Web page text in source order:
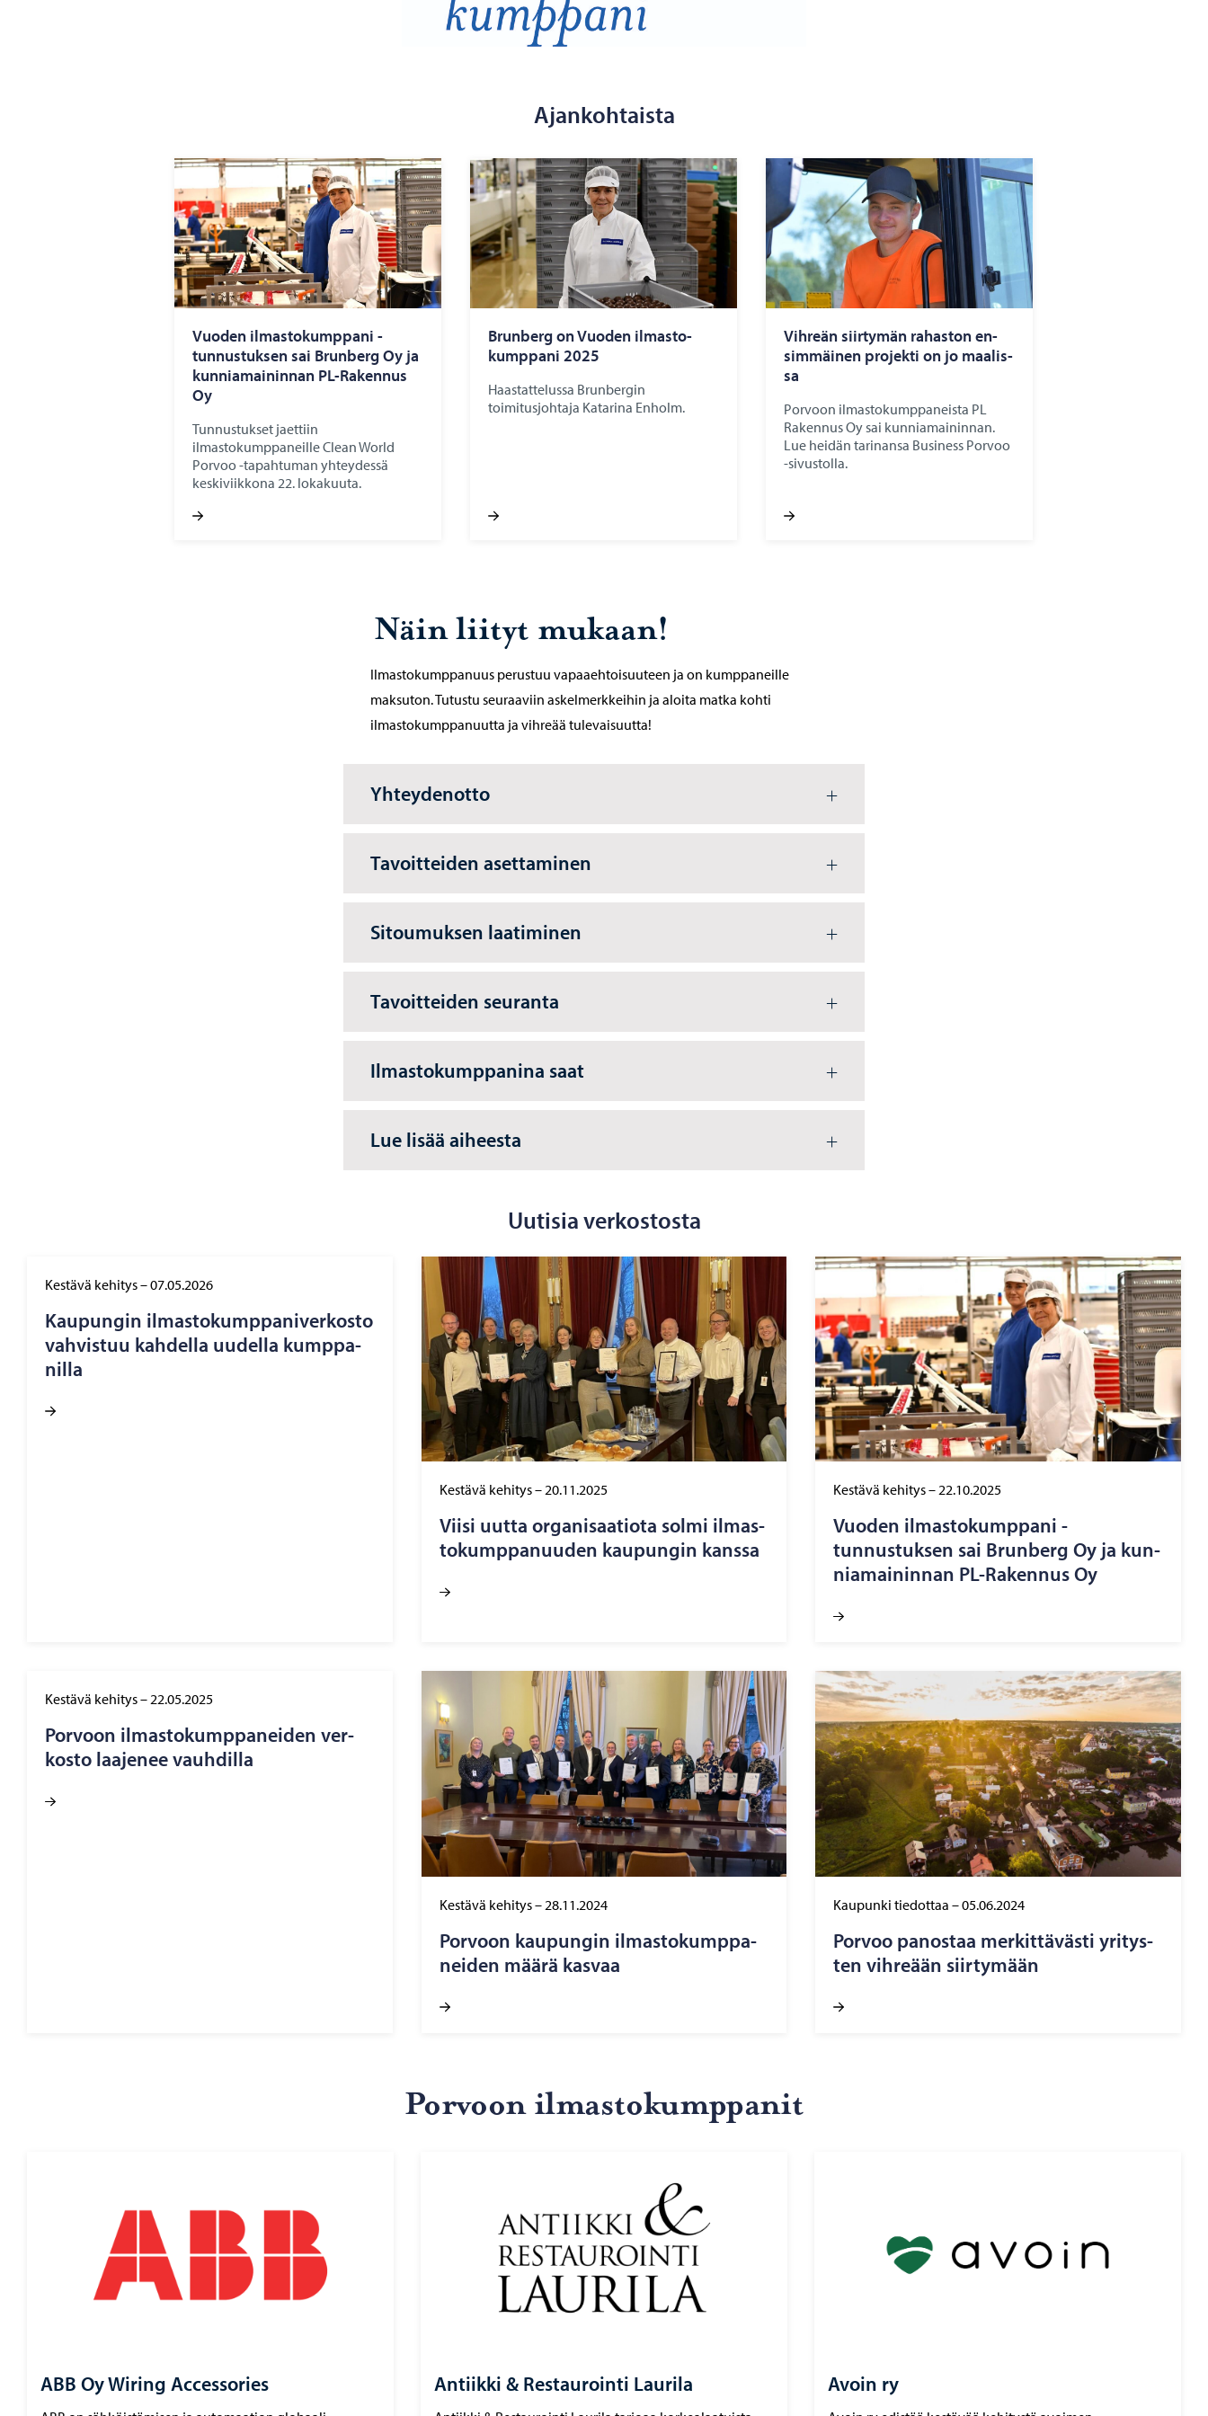
Ajankohtaista
Vuo­den il­mas­to­kump­pa­ni -​
tunnustuksen sai Brun­berg Oy ja
kun­nia­mai­nin­nan PL-​Rakennus
Oy
Tunnustukset jaettiin
ilmastokumppaneille Clean World
Porvoo -tapahtuman yhteydessä
keskiviikkona 22. lokakuuta.
Brun­berg on Vuo­den il­mas­to­
kump­pa­ni 2025
Haastattelussa Brunbergin
toimitusjohtaja Katarina Enholm.
Vih­reän siir­ty­män ra­has­ton en­
sim­mäi­nen pro­jek­ti on jo maa­lis­
sa
Porvoon ilmastokumppaneista PL
Rakennus Oy sai kunniamaininnan.
Lue heidän tarinansa Business Porvoo
-sivustolla.
Näin liityt mukaan!
Ilmastokumppanuus perustuu vapaaehtoisuuteen ja on kumppaneille
maksuton. Tutustu seuraaviin askelmerkkeihin ja aloita matka kohti
ilmastokumppanuutta ja vihreää tulevaisuutta!
Yhteydenotto
Tavoitteiden asettaminen
Sitoumuksen laatiminen
Tavoitteiden seuranta
Ilmastokumppanina saat
Lue lisää aiheesta
Uutisia verkostosta
Kestävä kehitys–07.05.2026
Kau­pun­gin il­mas­to­kump­pa­ni­ver­kos­to
vah­vis­tuu kah­del­la uu­del­la kump­pa­
nil­la
Kestävä kehitys–20.11.2025
Viisi uutta or­ga­ni­saa­tio­ta solmi il­mas­
to­kump­pa­nuu­den kau­pun­gin kans­sa
Kestävä kehitys–22.10.2025
Vuo­den il­mas­to­kump­pa­ni -​
tunnustuksen sai Brun­berg Oy ja kun­
nia­mai­nin­nan PL-​Rakennus Oy
Kestävä kehitys–22.05.2025
Por­voon il­mas­to­kump­pa­nei­den ver­
kos­to laa­je­nee vauh­dil­la
Kestävä kehitys–28.11.2024
Por­voon kau­pun­gin il­mas­to­kump­pa­
nei­den määrä kas­vaa
Kaupunki tiedottaa –05.06.2024
Por­voo pa­nos­taa mer­kit­tä­väs­ti yri­tys­
ten vih­re­ään siir­ty­mään
Por­voon il­mas­to­kump­pa­nit
ABB Oy Wiring Accessories Antiikki & Restaurointi Laurila Avoin ry